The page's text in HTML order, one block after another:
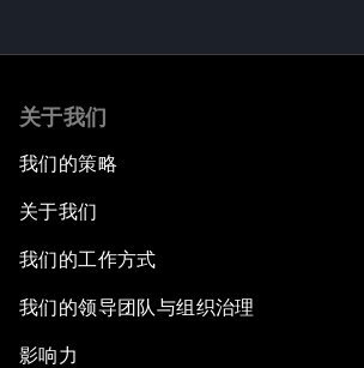
关于我们
我们的策略
关于我们
我们的工作方式
我们的领导团队与组织治理
影响力